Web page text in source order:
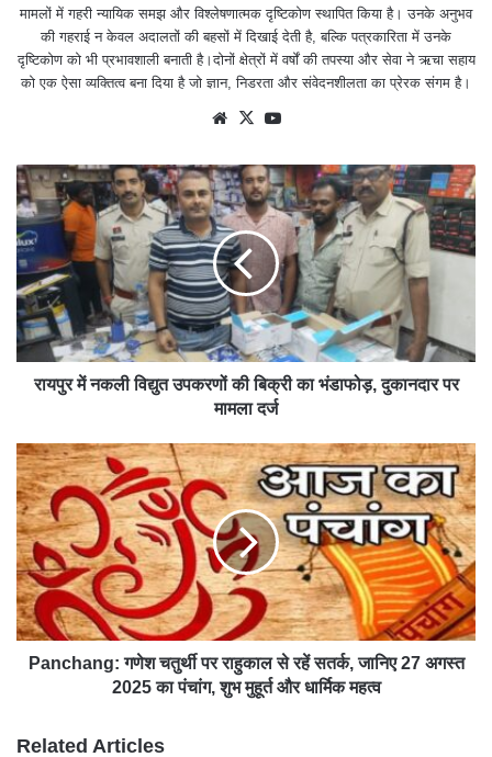
मामलों में गहरी न्यायिक समझ और विश्लेषणात्मक दृष्टिकोण स्थापित किया है। उनके अनुभव
की गहराई न केवल अदालतों की बहसों में दिखाई देती है, बल्कि पत्रकारिता में उनके
दृष्टिकोण को भी प्रभावशाली बनाती है।दोनों क्षेत्रों में वर्षों की तपस्या और सेवा ने ऋचा सहाय
को एक ऐसा व्यक्तित्व बना दिया है जो ज्ञान, निडरता और संवेदनशीलता का प्रेरक संगम है।
We
e
X
be
रायपुर में नकली विद्युत उपकरणों की बिक्री का भंडाफोड़, दुकानदार पर
मामला दर्ज
Panchang: गणेश चतुर्थी पर राहुकाल से रहें सतर्क, जानिए 27 अगस्त
2025 का पंचांग, शुभ मुहूर्त और धार्मिक महत्व
Related Articles